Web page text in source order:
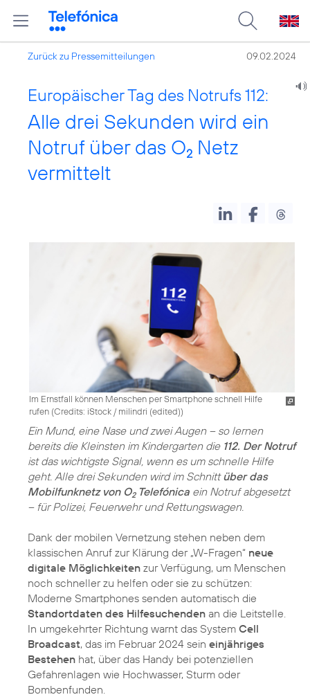
Zurück zu Pressemitteilungen 09.02.2024
Europäischer Tag des Notrufs 112:
Alle drei Sekunden wird ein
Notruf über das O2 Netz
vermittelt
Im Ernstfall können Menschen per Smartphone schnell Hilfe
rufen (Credits: iStock / milindri (edited))
Ein Mund, eine Nase und zwei Augen – so lernen
bereits die Kleinsten im Kindergarten die 112. Der Notruf
ist das wichtigste Signal, wenn es um schnelle Hilfe
geht. Alle drei Sekunden wird im Schnittüber das
Mobilfunknetz von O2Telefónica ein Notruf abgesetzt
– für Polizei, Feuerwehr und Rettungswagen.
Dank der mobilen Vernetzung stehen neben dem
klassischen Anruf zur Klärung der „W-Fragen“ neue
digitale Möglichkeiten zur Verfügung, um Menschen
noch schneller zu helfen oder sie zu schützen:
Moderne Smartphones senden automatisch die
Standortdaten des Hilfesuchenden an die Leitstelle.
In umgekehrter Richtung warnt das System Cell
Broadcast, das im Februar 2024 sein einjähriges
Bestehen hat, über das Handy bei potenziellen
Gefahrenlagen wie Hochwasser, Sturm oder
Bombenfunden.